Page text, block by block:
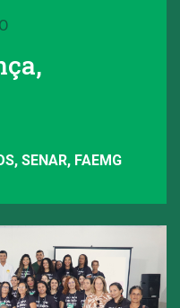
SENAR, FAEMG